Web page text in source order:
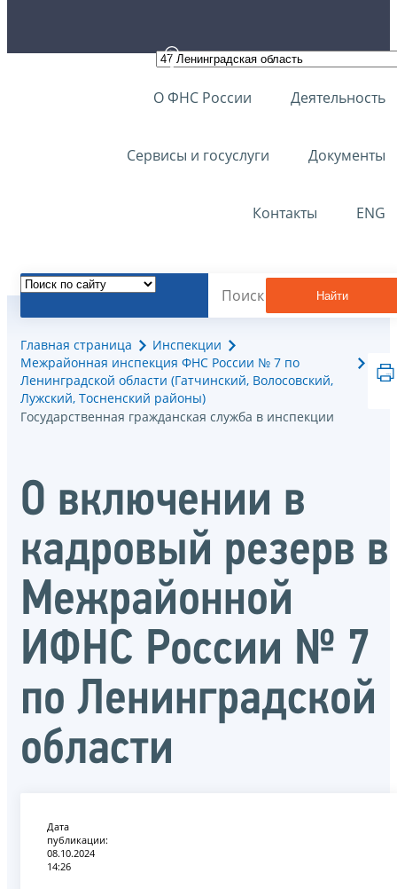
О ФНС России Деятельность
Сервисы и госуслуги Документы
Контакты ENG
Найти
Главная страница
Инспекции
Межрайонная инспекция ФНС России № 7 по
Ленинградской области (Гатчинский, Волосовский,
Лужский, Тосненский районы)
Государственная гражданская служба в инспекции
О включении в
кадровый резерв в
Межрайонной
ИФНС России № 7
по Ленинградской
области
Дата
публикации:
08.10.2024
14:26